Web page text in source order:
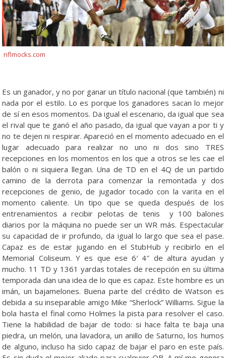
nflmocks.com
Es un ganador, y no por ganar un título nacional (que también) ni
nada por el estilo. Lo es porque los ganadores sacan lo mejor
de sí en esos momentos. Da igual el escenario, da igual que sea
el rival que te ganó el año pasado, da igual que vayan a por ti y
no te dejen ni respirar. Apareció en el momento adecuado en el
lugar adecuado para realizar no uno ni dos sino TRES
recepciones en los momentos en los que a otros se les cae el
balón o ni siquiera llegan. Una de TD en el 4Q de un partido
camino de la derrota para comenzar la remontada y dos
recepciones de genio, de jugador tocado con la varita en el
momento caliente. Un tipo que se queda después de los
entrenamientos a recibir pelotas de tenis y 100 balones
diarios por la máquina no puede ser un WR más. Espectacular
su capacidad de ir profundo, da igual lo largo que sea el pase.
Capaz es de estar jugando en el StubHub y recibirlo en el
Memorial Coliseum. Y es que ese 6′ 4″ de altura ayudan y
mucho. 11 TD y 1361 yardas totales de recepción en su última
temporada dan una idea de lo que es capaz. Este hombre es un
imán, un bajamelones. Buena parte del crédito de Watson es
debida a su inseparable amigo Mike “Sherlock” Williams. Sigue la
bola hasta el final como Holmes la pista para resolver el caso.
Tiene la habilidad de bajar de todo: si hace falta te baja una
piedra, un melón, una lavadora, un anillo de Saturno, los humos
de alguno, incluso ha sido capaz de bajar el paro en este país.